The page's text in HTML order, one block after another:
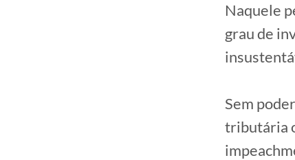
Naquele
grau de
Sem
tributária